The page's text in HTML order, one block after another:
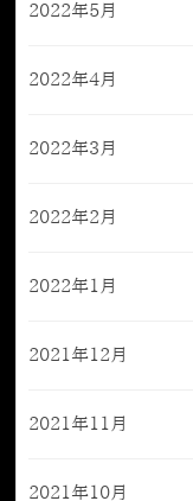
2022年5月
2022年4月
2022年3月
2022年2月
2022年1月
2021年12月
2021年11月
2021年10月